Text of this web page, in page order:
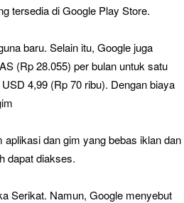
tersedia di Google Play Store.
baru. Selain itu, Google juga
(Rp 28.055) per bulan untuk satu
4,99 (Rp 70 ribu). Dengan biaya
dan gim yang bebas iklan dan
dapat diakses.
Serikat. Namun, Google menyebut